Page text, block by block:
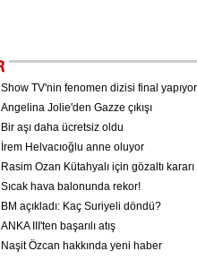
Show TV'nin fenomen dizisi final yapıyor
Angelina Jolie'den Gazze çıkışı
Bir aşı daha ücretsiz oldu
İrem Helvacıoğlu anne oluyor
Rasim Ozan Kütahyalı için gözaltı kararı
Sıcak hava balonunda rekor!
BM açıkladı: Kaç Suriyeli döndü?
ANKA III'ten başarılı atış
Naşit Özcan hakkında yeni haber